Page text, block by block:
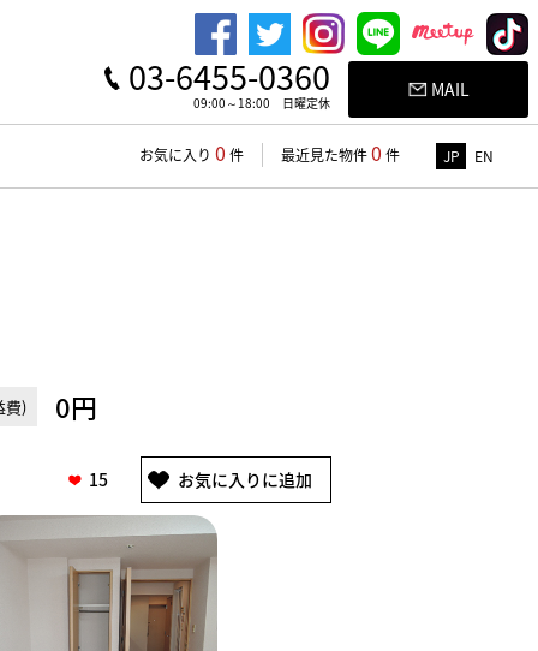
03-6455-0360
09:00～18:00 日曜定休
MAIL
お気に入り 0 件 最近見た物件0 件 JP EN
費) 0円
15